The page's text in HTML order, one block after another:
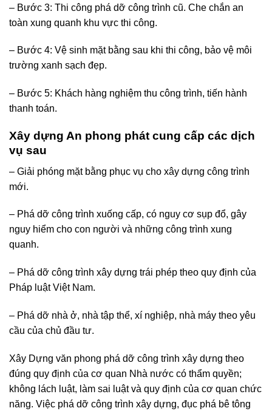
– Bước 3: Thi công phá dỡ công trình cũ. Che chắn an
toàn xung quanh khu vực thi công.
– Bước 4: Vệ sinh mặt bằng sau khi thi công, bảo vệ môi
trường xanh sạch đẹp.
– Bước 5: Khách hàng nghiệm thu công trình, tiến hành
thanh toán.
Xây dựng An phong phát cung cấp các dịch
vụ sau
– Giải phóng mặt bằng phục vụ cho xây dựng công trình
mới.
– Phá dỡ công trình xuống cấp, có nguy cơ sụp đổ, gây
nguy hiểm cho con người và những công trình xung
quanh.
– Phá dỡ công trình xây dựng trái phép theo quy định của
Pháp luật Việt Nam.
– Phá dỡ nhà ở, nhà tập thể, xí nghiệp, nhà máy theo yêu
cầu của chủ đầu tư.
Xây Dựng văn phong phá dỡ công trình xây dựng theo
đúng quy định của cơ quan Nhà nước có thẩm quyền;
không lách luật, làm sai luật và quy định của cơ quan chức
năng. Việc phá dỡ công trình xây dựng, đục phá bê tông